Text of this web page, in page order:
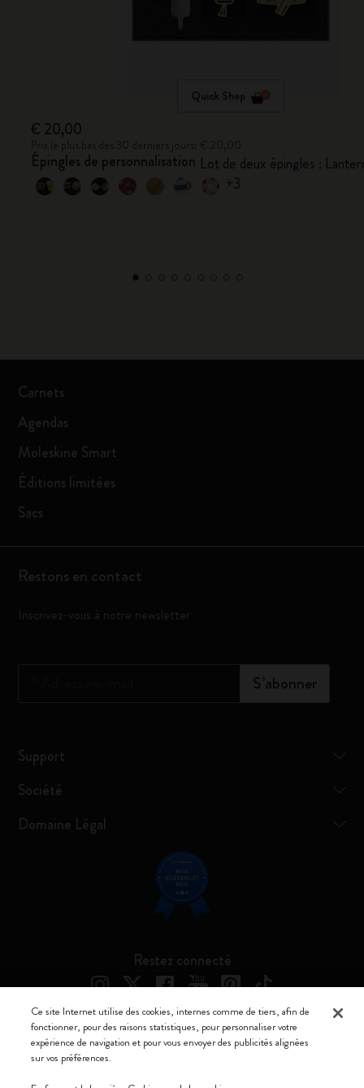
Quick Shop
€ 20,00
Épingles de personnalisation Lot de deux épingles :
+3
Carnets
Agendas
Moleskine Smart
Éditions limitées
Sacs
Restons en contact
Inscrivez-vous à notre newsletter
S’abonner
Support
Société
Domaine Légal
Restez connecté
Moleskine ® est une marque enregistrée de Moleskine Srl a socio unico
Ce site Internet utilise des cookies, internes comme de tiers, afin de
fonctionner, pour des raisons statistiques, pour personnaliser votre
expérience de navigation et pour vous envoyer des publicités alignées
sur vos préférences.